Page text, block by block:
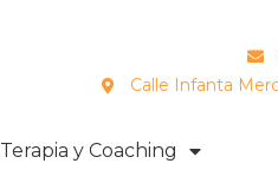
Calle Infanta
Terapia y Coaching